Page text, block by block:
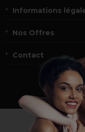
Informations
Nos Offres
Contact
Vous
Visitez